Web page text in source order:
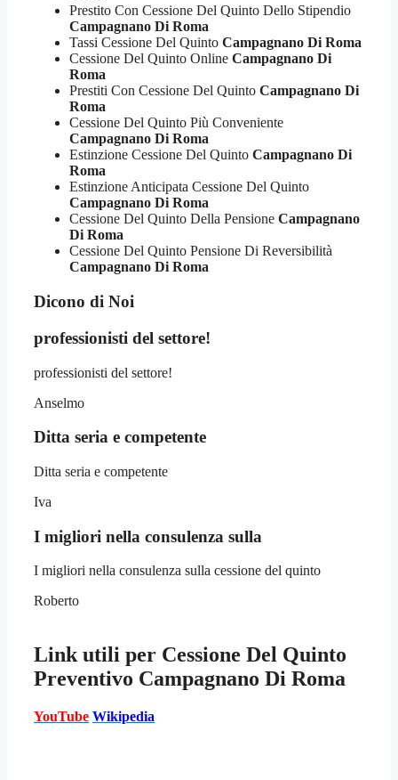
Prestito Con Cessione Del Quinto Dello Stipendio
Campagnano Di Roma
Tassi Cessione Del Quinto Campagnano Di Roma
Cessione Del Quinto Online Campagnano Di
Roma
Prestiti Con Cessione Del Quinto Campagnano Di
Roma
Cessione Del Quinto Più Conveniente
Campagnano Di Roma
Estinzione Cessione Del Quinto Campagnano Di
Roma
Estinzione Anticipata Cessione Del Quinto
Campagnano Di Roma
Cessione Del Quinto Della Pensione Campagnano
Di Roma
Cessione Del Quinto Pensione Di Reversibilità
Campagnano Di Roma
Dicono di Noi
professionisti del settore!
professionisti del settore!
Anselmo
Ditta seria e competente
Ditta seria e competente
Iva
I migliori nella consulenza sulla
I migliori nella consulenza sulla cessione del quinto
Roberto
Link utili per Cessione Del Quinto
Preventivo Campagnano Di Roma
YouTube Wikipedia